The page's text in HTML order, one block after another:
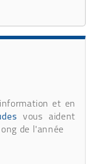
et en
vous aident
de l'année